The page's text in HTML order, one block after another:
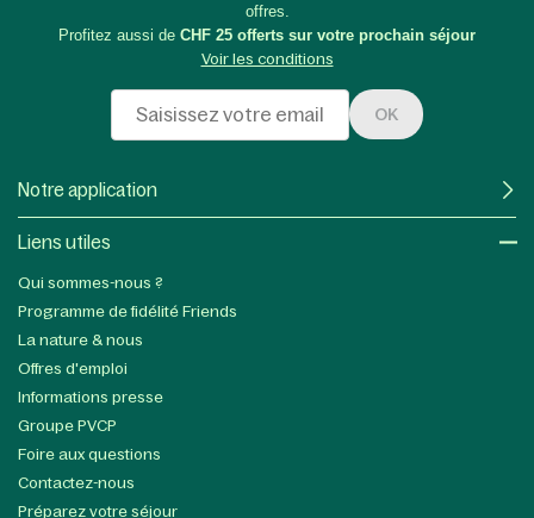
offres.
Profitez aussi de CHF 25 offerts sur votre prochain séjour
Voir les conditions
OK
Notre application
Liens utiles​
Qui sommes-nous ?
Programme de fidélité Friends
La nature & nous
Offres d'emploi
Informations presse
Groupe PVCP
Foire aux questions
Contactez-nous
Préparez votre séjour